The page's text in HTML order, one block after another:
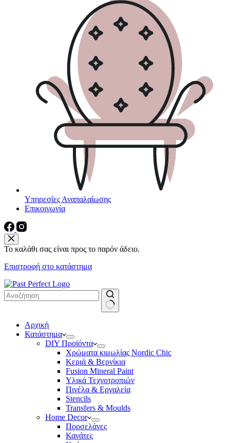
Υπηρεσίες Αναπαλαίωσης
Επικοινωνία
Το καλάθι σας είναι προς το παρόν άδειο.
Επιστροφή στο κατάστημα
results
Αρχική
Κατάστημα
DIY Προϊόντα
Χρώματα κιμωλίας Nordic Chic
Κεριά & Βερνίκια
Fusion Mineral Paint
Υλικά Τεχνοτροπιών
Πινέλα & Εργαλεία
Stencils
Transfers & Moulds
Home Decor
Πορσελάνες
Κανάτες